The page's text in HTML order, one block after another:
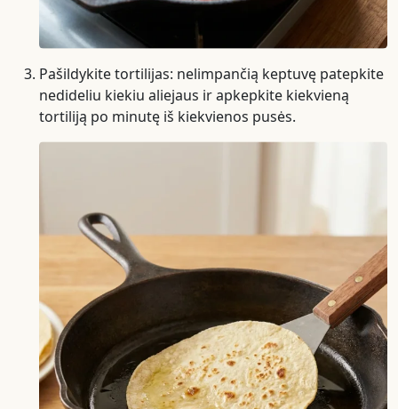
Pašildykite tortilijas: nelimpančią keptuvę patepkite
nedideliu kiekiu aliejaus ir apkepkite kiekvieną
tortiliją po minutę iš kiekvienos pusės.